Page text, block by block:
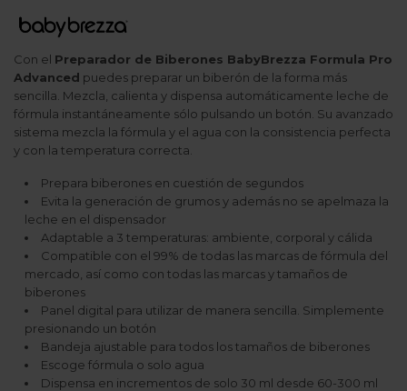
Con el Preparador de Biberones BabyBrezza Formula Pro
Advanced puedes preparar un biberón de la forma más
sencilla. Mezcla, calienta y dispensa automáticamente leche de
fórmula instantáneamente sólo pulsando un botón. Su avanzado
sistema mezcla la fórmula y el agua con la consistencia perfecta
y con la temperatura correcta.
Prepara biberones en cuestión de segundos
Evita la generación de grumos y además no se apelmaza la
leche en el dispensador
Adaptable a 3 temperaturas: ambiente, corporal y cálida
Compatible con el 99% de todas las marcas de fórmula del
mercado, así como con todas las marcas y tamaños de
biberones
Panel digital para utilizar de manera sencilla. Simplemente
presionando un botón
Bandeja ajustable para todos los tamaños de biberones
Escoge fórmula o solo agua
Dispensa en incrementos de solo 30 ml desde 60-300 ml